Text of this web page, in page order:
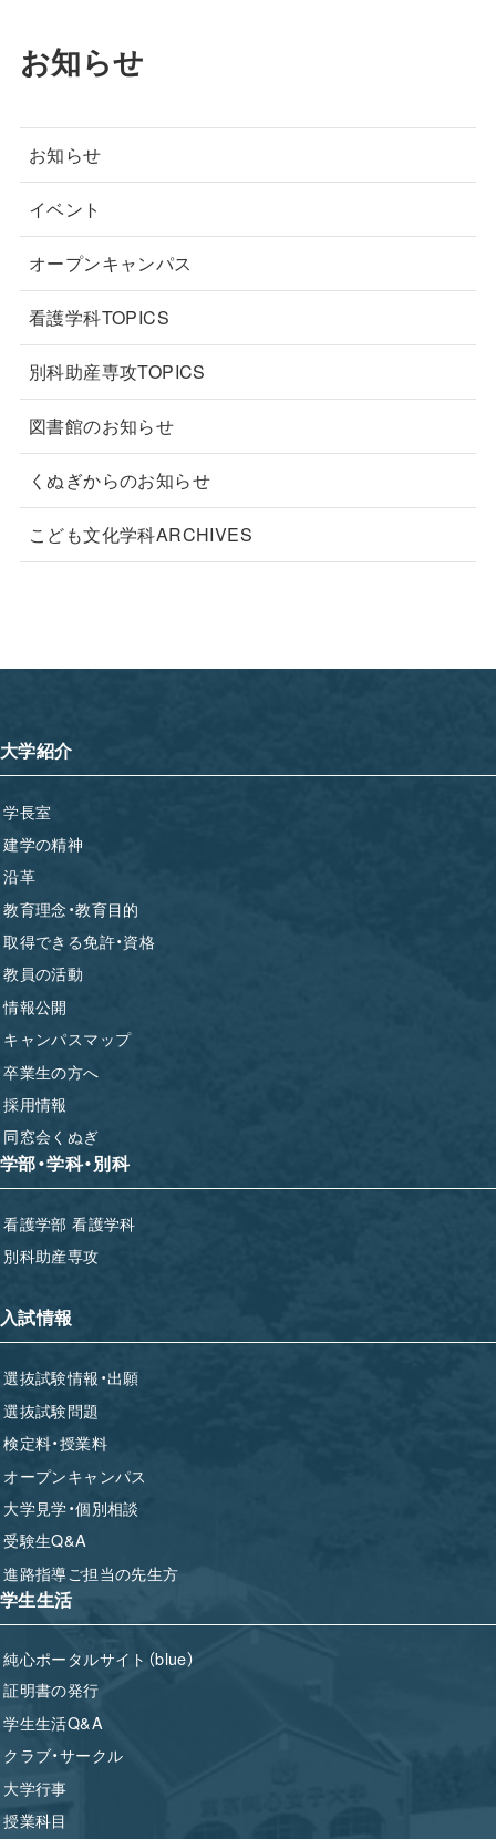
お知らせ
お知らせ
イベント
オープンキャンパス
看護学科TOPICS
別科助産専攻TOPICS
図書館のお知らせ
くぬぎからのお知らせ
こども文化学科ARCHIVES
大学紹介
学長室
建学の精神
沿革
教育理念・教育目的
取得できる免許・資格
教員の活動
情報公開
キャンパスマップ
卒業生の方へ
採用情報
同窓会くぬぎ
学部・学科・別科
看護学部 看護学科
別科助産専攻
入試情報
選抜試験情報・出願
選抜試験問題
検定料・授業料
オープンキャンパス
大学見学・個別相談
受験生Q&A
進路指導ご担当の先生方
学生生活
純心ポータルサイト（blue）
証明書の発行
学生生活Q&A
クラブ・サークル
大学行事
授業科目